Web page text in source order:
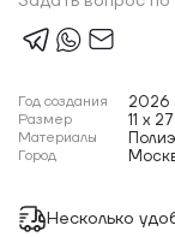
Год создания 2026
Размер 11 x
Материалы
Город
Несколько